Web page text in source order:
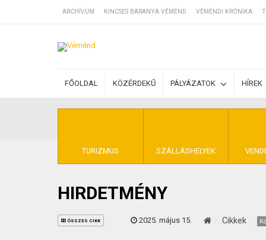
ARCHÍVUM KINCSES BARANYA VÉMÉND VÉMÉNDI KRÓNIKA
FŐOLDAL KÖZÉRDEKŰ PÁLYÁZATOK HÍREK
TURIZMUS SZÁLLÁSHELYEK
SZÁLLÁSOK
BEJEGYZÉSEK
ÁLTALÁNOS
KINCSES
HIRDETMÉNY
ÖSSZES CIKK 2025. május 15. Cikkek